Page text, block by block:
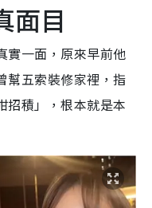
面目
實一面，原來早前他
幫五索裝修家裡，指
招積」，根本就是本